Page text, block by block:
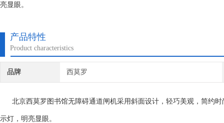
亮显眼。
产品特性
Product characteristics
品牌 西莫罗
北京西莫罗图书馆无障碍通道闸机采用斜面设计，轻巧美观，简约时
示灯，明亮显眼。